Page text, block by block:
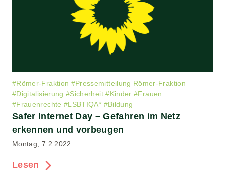
#Römer-Fraktion #Pressemitteilung Römer-Fraktion
#Digitalisierung #Sicherheit #Kinder #Frauen
#Frauenrechte #LSBTIQA* #Bildung
Safer Internet Day – Gefahren im Netz
erkennen und vorbeugen
Montag, 7.2.2022
Lesen